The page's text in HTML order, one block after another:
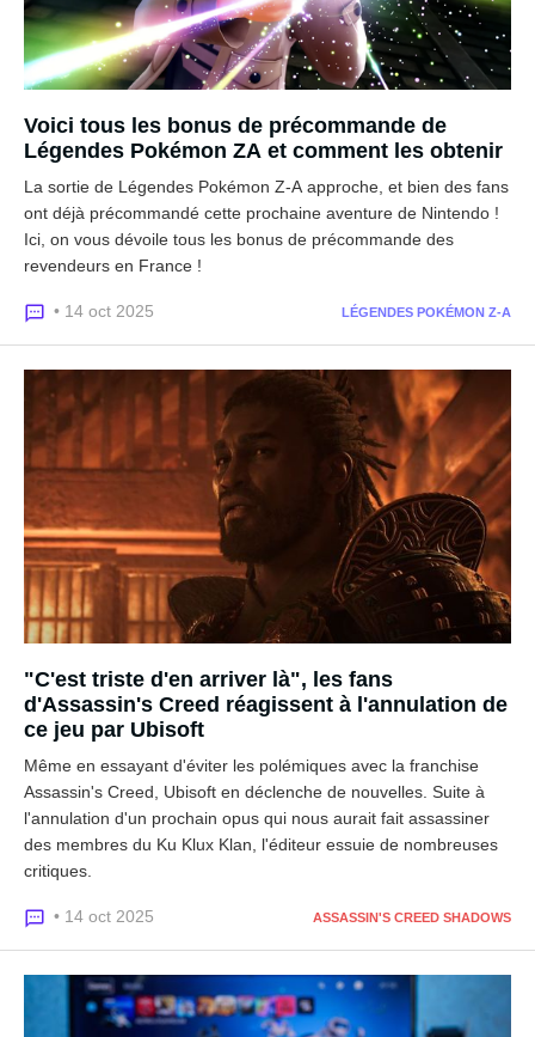
Voici tous les bonus de précommande de
Légendes Pokémon ZA et comment les obtenir
La sortie de Légendes Pokémon Z-A approche, et bien des fans
ont déjà précommandé cette prochaine aventure de Nintendo !
Ici, on vous dévoile tous les bonus de précommande des
revendeurs en France !
• 14 oct 2025 LÉGENDES POKÉMON Z-A
"C'est triste d'en arriver là", les fans
d'Assassin's Creed réagissent à l'annulation de
ce jeu par Ubisoft
Même en essayant d'éviter les polémiques avec la franchise
Assassin's Creed, Ubisoft en déclenche de nouvelles. Suite à
l'annulation d'un prochain opus qui nous aurait fait assassiner
des membres du Ku Klux Klan, l'éditeur essuie de nombreuses
critiques.
• 14 oct 2025 ASSASSIN'S CREED SHADOWS